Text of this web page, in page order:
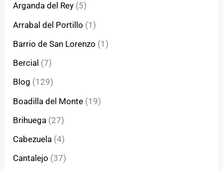
Arganda del Rey (5)
Arrabal del Portillo (1)
Barrio de San Lorenzo (1)
Bercial (7)
Blog (129)
Boadilla del Monte (19)
Brihuega (27)
Cabezuela (4)
Cantalejo (37)